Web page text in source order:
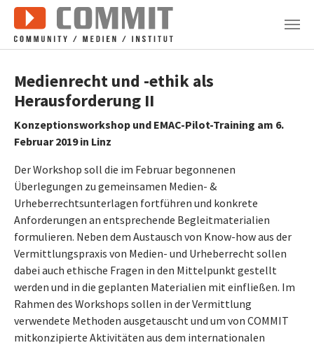
Zum Hauptinhalt springen
Medienrecht und -ethik als
Herausforderung II
Konzeptionsworkshop und EMAC-Pilot-Training am 6.
Februar 2019 in Linz
Der Workshop soll die im Februar begonnenen
Überlegungen zu gemeinsamen Medien- &
Urheberrechtsunterlagen fortführen und konkrete
Anforderungen an entsprechende Begleitmaterialien
formulieren. Neben dem Austausch von Know-how aus der
Vermittlungspraxis von Medien- und Urheberrecht sollen
dabei auch ethische Fragen in den Mittelpunkt gestellt
werden und in die geplanten Materialien mit einfließen. Im
Rahmen des Workshops sollen in der Vermittlung
verwendete Methoden ausgetauscht und um von COMMIT
mitkonzipierte Aktivitäten aus dem internationalen